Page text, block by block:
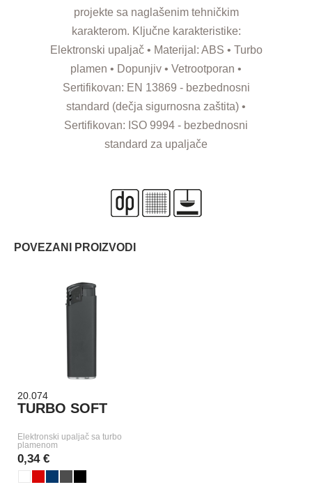
projekte sa naglašenim tehničkim
karakterom. Ključne karakteristike:
Elektronski upaljač • Materijal: ABS • Turbo
plamen • Dopunjiv • Vetrootporan •
Sertifikovan: EN 13869 - bezbednosni
standard (dečja sigurnosna zaštita) •
Sertifikovan: ISO 9994 - bezbednosni
standard za upaljače
POVEZANI PROIZVODI
20.074
TURBO SOFT
Elektronski upaljač sa turbo
plamenom
0,34 €